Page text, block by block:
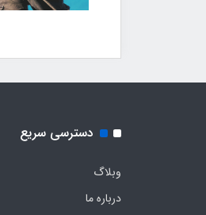
دسترسی سریع
وبلاگ
درباره ما